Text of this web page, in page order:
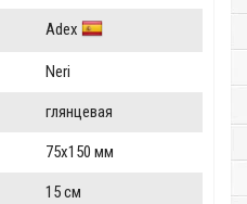
Adex
Neri
глянцевая
75x150 мм
15 см